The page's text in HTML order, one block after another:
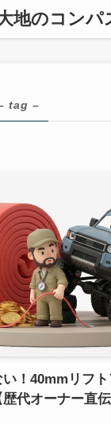
地のコンパ
tag –
！40mmリフ
代オーナー直伝